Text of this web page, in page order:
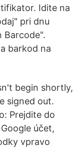
Idite na
pri dnu
Barcode".
barkod na
begin shortly,
signed out.
Prejdite do
účet,
vpravo